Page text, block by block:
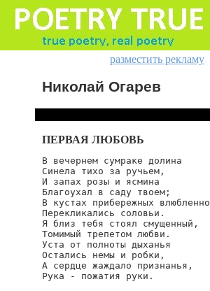
разместить рекламу
Николай Огарев
ПЕРВАЯ ЛЮБОВЬ
В вечернем сумраке долина
Синела тихо за ручьем,
И запах розы и ясмина
Благоухал в саду твоем;
В кустах прибережных влюбленно
Перекликались соловьи.
Я близ тебя стоял смущенный,
Томимый трепетом любви.
Уста от полноты дыханья
Остались немы и робки,
А сердце жаждало признанья,
Рука - пожатия руки.